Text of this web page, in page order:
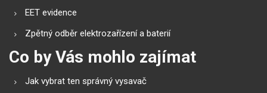
EET evidence
Zpětný odběr elektrozařízení a baterií
Co by Vás mohlo zajímat
Jak vybrat ten správný vysavač